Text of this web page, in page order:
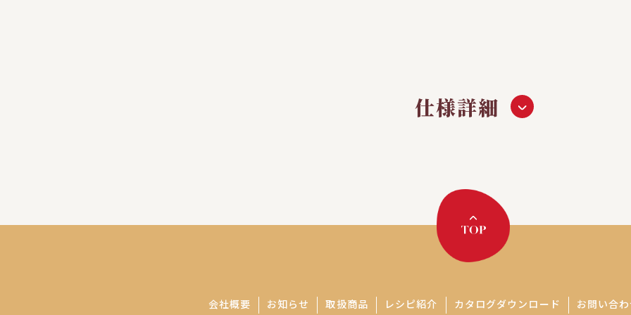
仕様詳細
会社概要 お知らせ 取扱商品 レシピ紹介 カタログダウンロード お問い合わ